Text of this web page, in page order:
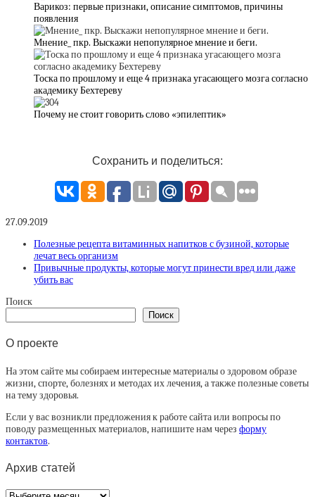
Варикоз: первые признаки, описание симптомов, причины
появления
Мнение_ пкр. Выскажи непопулярное мнение и беги.
Тоска по прошлому и еще 4 признака угасающего мозга согласно
академику Бехтереву
Почему не стоит говорить слово «эпилептик»
Сохранить и поделиться:
27.09.2019
Полезные рецепта витаминных напитков с бузиной, которые
лечат весь организм
Привычные продукты, которые могут принести вред или даже
убить вас
Поиск
Поиск
О проекте
На этом сайте мы собираем интересные материалы о здоровом образе
жизни, спорте, болезнях и методах их лечения, а также полезные советы
на тему здоровья.
Если у вас возникли предложения к работе сайта или вопросы по
поводу размещенных материалов, напишите нам через форму
контактов.
Архив статей
Архив